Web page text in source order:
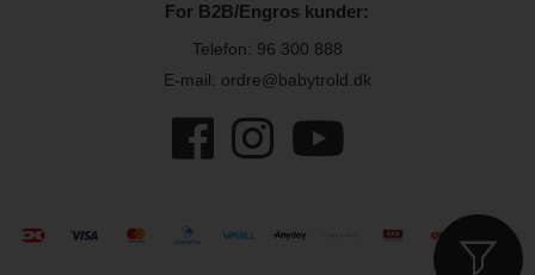
For B2B/Engros kunder:
Telefon: 96 300 888
E-mail: ordre@babytrold.dk